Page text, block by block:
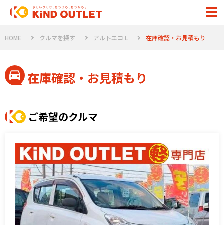
HOME クルマを探す アルトエコ L 在庫確認・お見積もり
在庫確認・お見積もり
ご希望のクルマ